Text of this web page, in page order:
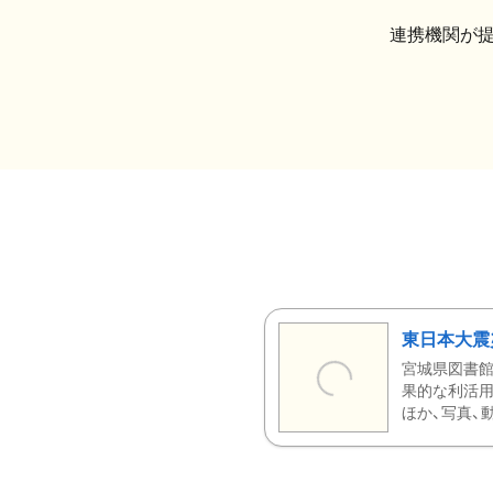
連携機関が
東日本大
宮城県図書
果的な利活
ほか、写真、